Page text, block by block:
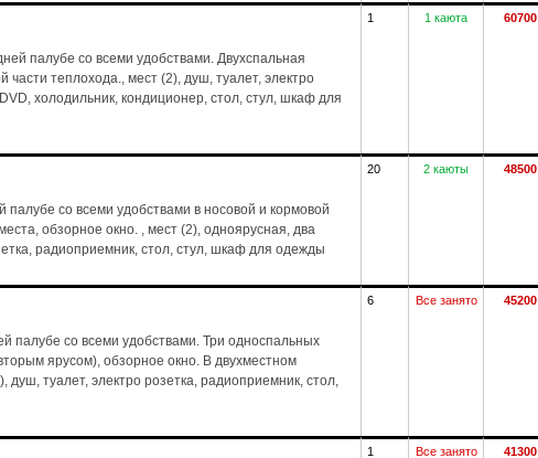
палубе со всеми удобствами. Двухспальная
части теплохода., мест (2), душ, туалет, электро
холодильник, кондиционер, стол, стул, шкаф для
1 1 каюта 60700
со всеми удобствами в носовой и кормовой
обзорное окно. , мест (2), одноярусная, два
радиоприемник, стол, стул, шкаф для одежды
20 2 каюты 48500
палубе со всеми удобствами. Три односпальных
ярусом), обзорное окно. В двухместном
туалет, электро розетка, радиоприемник, стол,
6 Все занято 45200
1 Все занято 41300